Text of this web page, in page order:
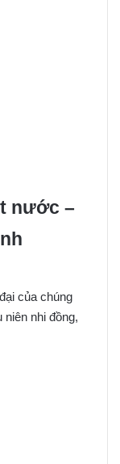
nước –
của chúng
nhi đồng,